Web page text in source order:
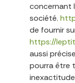
concernant
société.
de fournir
https://
aussi
pourra être